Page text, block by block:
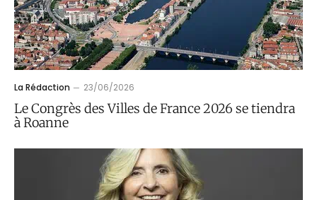
La Rédaction 23/06/2026
Le Congrès des Villes de France 2026 se tiendra
à Roanne